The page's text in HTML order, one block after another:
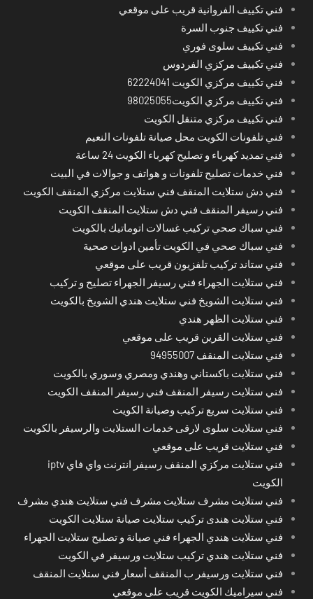
فني تكييف الفروانية قريب على موقعي
فني تكييف جنوب السرة
فني تكييف سلوى فوري
فني تكييف مركزي الفردوس
فني تكييف مركزي الكويت 62224041
فني تكييف مركزي الكويت98025055
فني تكييف مركزي متنقل الكويت
فني تلفونات الكويت محل صيانة تلفونات النعيم
فني تمديد كهرباء و تصليح كهرباء الكويت 24 ساعة
فني خدمات تصليح تلفونات و هواتف و جوالات في البيت
فني دش ستلايت المنقف فني ستلايت مركزي المنقف الكويت
فني رسيفر المنقف فني دش ستلايت المنقف الكويت
فني سباك صحي تركيب غسالات اتوماتيك بالكويت
فني سباك صحي في الكويت تأمين ادوات صحية
فني ستاند تركيب تلفزيون قريب على موقعي
فني ستلايت الجهراء فني رسيفر الجهراء تصليح و تركيب
فني ستلايت الشويخ فني ستلايت هندي الشويخ بالكويت
فني ستلايت الظهر هندي
فني ستلايت القرين قريب على موقعي
فني ستلايت المنقف 94955007
فني ستلايت باكستاني وهندي ومصري وسوري بالكويت
فني ستلايت رسيفر المنقف فني رسيفر المنقف الكويت
فني ستلايت سريع تركيب وصيانة الكويت
فني ستلايت سلوى لارقى خدمات الستلايت والرسيفر بالكويت
فني ستلايت قريب على موقعي
فني ستلايت مركزي المنقف رسيفر انترنت واي فاي iptv
الكويت
فني ستلايت مشرف ستلايت مشرف فني ستلايت هندي مشرف
فني ستلايت هندى تركيب ستلايت صيانة ستلايت الكويت
فني ستلايت هندي الجهراء فني صيانة و تصليح ستلايت الجهراء
فني ستلايت هندي تركيب ستلايت ورسيفر في الكويت
فني ستلايت ورسيفر ب المنقف أسعار فني ستلايت المنقف
فني سيراميك الكويت قريب على موقعي